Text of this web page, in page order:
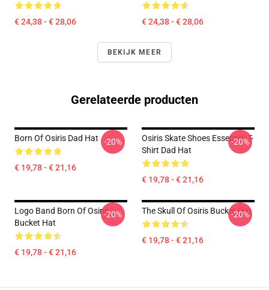
€ 24,38 - € 28,06 € 24,38 - € 28,06
BEKIJK MEER
Gerelateerde producten
Born Of Osiris Dad Hat
€ 19,78 - € 21,16
-20%
Osiris Skate Shoes Essential T-
Shirt Dad Hat
€ 19,78 - € 21,16
-20%
Logo Band Born Of Osiris
Bucket Hat
€ 19,78 - € 21,16
-20% The Skull Of Osiris Bucket Hat
€ 19,78 - € 21,16
-20%